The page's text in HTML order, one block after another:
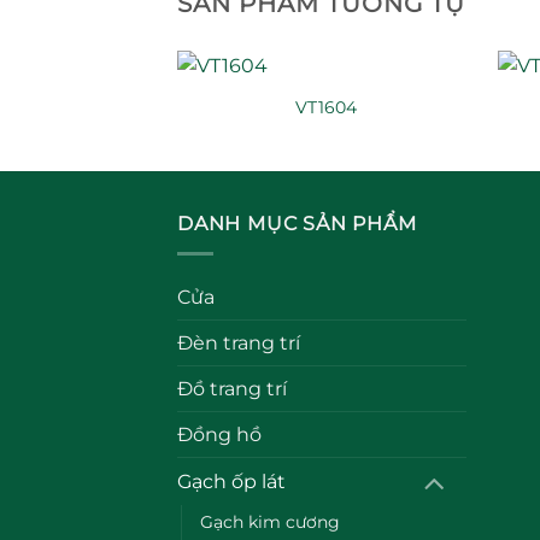
VT1604
DANH MỤC SẢN PHẨM
Cửa
Đèn trang trí
Đồ trang trí
Đồng hồ
Gạch ốp lát
Gạch kim cương